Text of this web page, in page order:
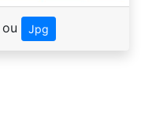
ou Jpg